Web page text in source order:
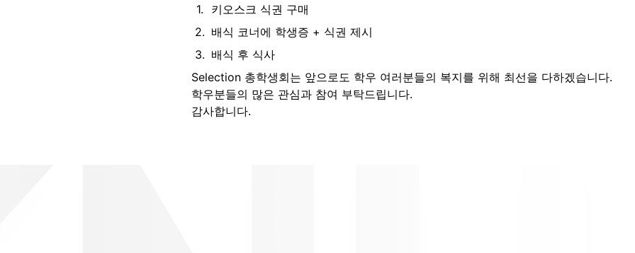
1.
키오스크 식권 구매
2. 배식 코너에 학생증 + 식권 제시
3. 배식 후 식사
Selection 총학생회는 앞으로도 학우 여러분들의 복지를 위해 최선을 다하겠습니다.
학우분들의 많은 관심과 참여 부탁드립니다.
감사합니다.